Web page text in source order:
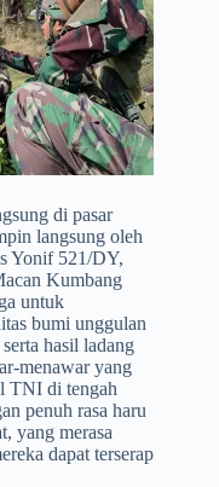
di pasar
langsung oleh
Yonif 521/DY,
Kumbang
untuk
bumi unggulan
hasil ladang
menawar yang
TNI di tengah
penuh rasa haru
yang merasa
dapat terserap